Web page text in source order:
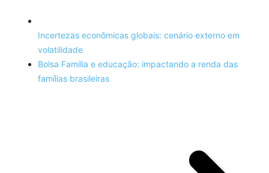
Incertezas econômicas globais: cenário externo em
volatilidade
Bolsa Família e educação: impactando a renda das
famílias brasileiras